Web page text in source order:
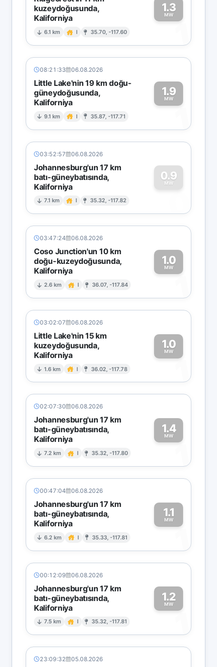
kuzeydoğusunda,
Kaliforniya
6.1 km I 35.70, -117.60
1.3
MW
1
08:21:33 06.08.2026
Little Lake'nin 19 km doğu-
güneydoğusunda,
Kaliforniya
9.1 km I 35.87, -117.71
1.9
MW
1
03:52:57 06.08.2026
Johannesburg'un 17 km
batı-güneybatısında,
Kaliforniya
7.1 km I 35.32, -117.82
0.9
MW
0
03:47:24 06.08.2026
Coso Junction'un 10 km
doğu-kuzeydoğusunda,
Kaliforniya
2.6 km I 36.07, -117.84
1.0
MW
1
03:02:07 06.08.2026
Little Lake'nin 15 km
kuzeydoğusunda,
Kaliforniya
1.6 km I 36.02, -117.78
1.0
MW
1
02:07:30 06.08.2026
Johannesburg'un 17 km
batı-güneybatısında,
Kaliforniya
7.2 km I 35.32, -117.80
1.4
MW
1
00:47:04 06.08.2026
Johannesburg'un 17 km
batı-güneybatısında,
Kaliforniya
6.2 km I 35.33, -117.81
1.1
MW
1
00:12:09 06.08.2026
Johannesburg'un 17 km
batı-güneybatısında,
Kaliforniya
7.5 km I 35.32, -117.81
1.2
MW
1
23:09:32 05.08.2026